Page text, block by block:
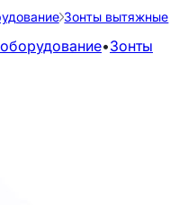
Зонты вытяжные
•Зонты